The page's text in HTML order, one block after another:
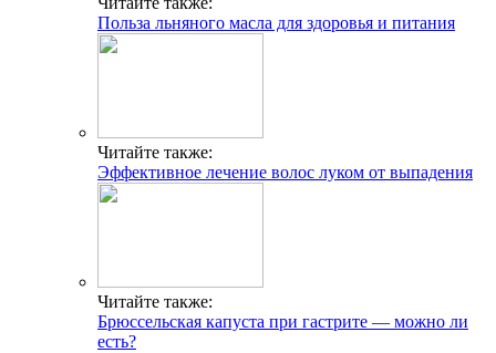
Польза льняного масла для здоровья и питания
Читайте также:
Эффективное лечение волос луком от выпадения
Читайте также:
Брюссельская капуста при гастрите — можно ли
есть?